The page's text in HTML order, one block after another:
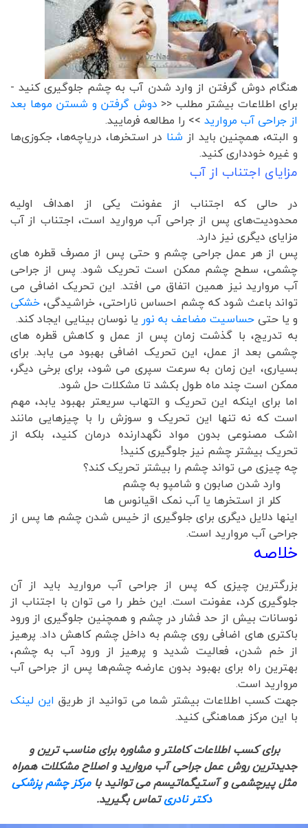
هنگام دوش گرفتن از وارد شدن آب به چشم جلوگیری کنید -
برای اطلاعات بیشتر مطلب << دوش گرفتن و شستن موها بعد
از جراحی آب مروارید >> را مطالعه فرمایید.
و البته، همچنین باید از شنا در استخرها، دریاچه‌ها، جکوزی‌ها
و غیره خودداری کنید.
مزایای اجتناب از آب
در حالی که اجتناب از عفونت یکی از اهداف اولیه
محدودیت‌های پس از جراحی آب مروارید است، اجتناب از آب
مزایای دیگری نیز دارد.
پس از هر عمل جراحی چشم و حتی پس از مصرف قطره های
چشمی، سطح چشم ممکن است تحریک شود. پس از جراحی
آب مروارید نیز همین اتفاق می افتد. این تحریک اضافی می
تواند باعث شود که چشم احساس ناراحتی، خراشیدگی،خشکی
و یا حتی حساسیت مضاعف به نور یا نوسان بینایی ایجاد کند.
به تدریج، با گذشت زمان پس از عمل و کاهش قطره های
چشمی بعد از عمل، این تحریک اضافی بهبود می یابد. برای
بسیاری، این زمان به سرعت سپری می شود، برای برخی دیگر،
ممکن است چند ماه طول بکشد تا مشکلات حل شود.
اما برای اینکه این تحریک و التهاب سریعتر بهبود یابد، مهم
است که نه تنها این تحریک و سوزش را با چیزهایی مانند
اشک مصنوعی بدون مواد نگهدارنده درمان کنید، بلکه از
تحریک بیشتر چشم نیز جلوگیری کنید!
چه چیزی می تواند چشم را بیشتر تحریک کند؟
وارد شدن صابون و شامپو به چشم
کلر از استخرها یا آب نمک اقیانوس ها
اینها دلایل دیگری برای جلوگیری از خیس شدن چشم ها پس از
جراحی آب مروارید است.
خلاصه
بزرگترین چیزی که پس از جراحی آب مروارید باید از آن
جلوگیری کرد، عفونت است. این خطر را می توان با اجتناب از
نوسانات بیش از حد فشار در چشم و همچنین جلوگیری از ورود
باکتری های اضافی روی چشم به داخل چشم کاهش داد. پرهیز
از خم شدن، فعالیت شدید و پرهیز از ورود آب به چشم،
بهترین راه برای بهبود بدون عارضه چشم‌ها پس از جراحی آب
مروارید است.
جهت کسب اطلاعات بیشتر شما می توانید از طریق این لینک
با این مرکز هماهنگی کنید.
برای کسب اطلاعات کاملتر و مشاوره برای مناسب ترین و
جدیدترین روش عمل جراحی آب مروارید و اصلاح مشکلات همراه
مثل پیرچشمی و آستیگماتیسم می توانید بامرکز چشم پزشکی
دکتر نادریتماس بگیرید.